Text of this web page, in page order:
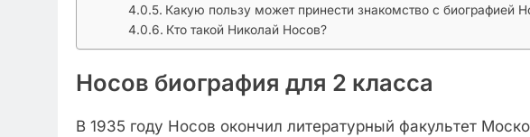
Какую пользу может принести знакомство с биографией
Кто такой Николай Носов?
Носов биография для 2 класса
В 1935 году Носов окончил литературный факультет